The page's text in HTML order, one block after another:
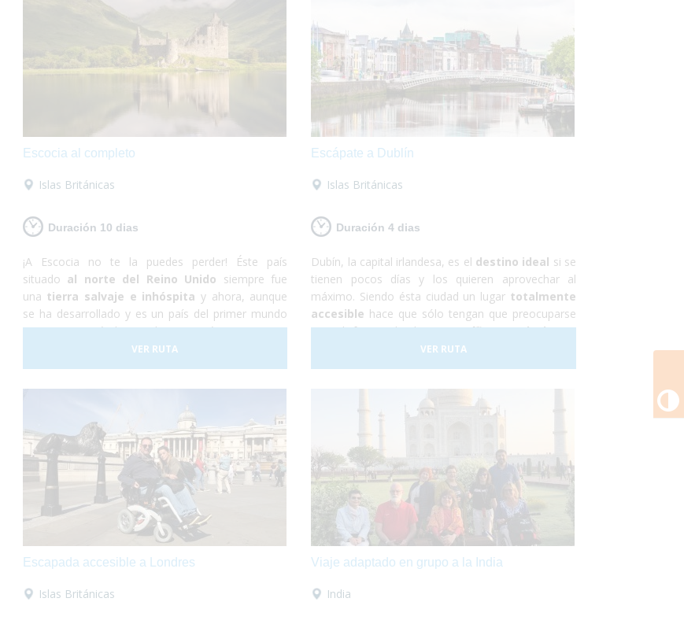
¡está llena de vida!
Sentarse en una
terraza o en un bello restaurante a comer
acompañado de un delicioso vino es ideal para
hacer un break.
Escocia al completo
Islas Británicas
Duración 10 dias
¡A Escocia no te la puedes perder! Éste país
situado al norte del Reino Unido siempre fue
una tierra salvaje e inhóspita y ahora, aunque
se ha desarrollado y es un país del primer mundo
sigue manteniéndose salvaje. En éste viaje nos
adentraremos en la autentica Escocia y no nos
perderemos nada de nada. ¡Así que vámonos ya!
nosotros nos encargamos del resto.
VER RUTA
Escápate a Dublín
Islas Británicas
Duración 4 dias
Dubín, la capital irlandesa, es el destino ideal si se
tienen pocos días y los quieren aprovechar al
máximo. Siendo ésta ciudad un lugar totalmente
accesible hace que sólo tengan que preocuparse
por disfrutar de losmagníficos paisajes y
que te brinda éste hermoso
país. Durante éste viaje a Irlanda tendrás la
Acantilados de Moher
castillos de película
y... ¡descubrir los
secretos que esconde la famosa
cerveza
Guiness!
VER RUTA
Escapada accesible a Londres
Islas Británicas
Viaje adaptado en grupo a la India
India